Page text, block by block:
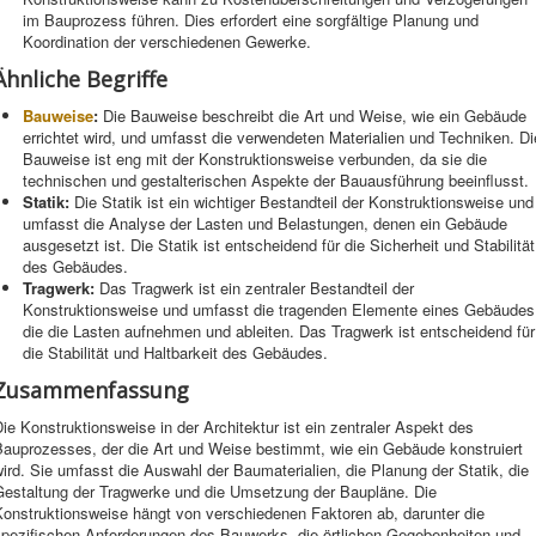
im Bauprozess führen. Dies erfordert eine sorgfältige Planung und
Koordination der verschiedenen Gewerke.
Begriffe
Bauweise: Die Bauweise beschreibt die Art und Weise, wie ein Gebäude
errichtet wird, und umfasst die verwendeten Materialien und Techniken.
Bauweise ist eng mit der Konstruktionsweise verbunden, da sie die
technischen und gestalterischen Aspekte der Bauausführung beeinflusst.
Statik: Die Statik ist ein wichtiger Bestandteil der Konstruktionsweise und
umfasst die Analyse der Lasten und Belastungen, denen ein Gebäude
ausgesetzt ist. Die Statik ist entscheidend für die Sicherheit und Stabilität
des Gebäudes.
Tragwerk: Das Tragwerk ist ein zentraler Bestandteil der
Konstruktionsweise und umfasst die tragenden Elemente eines
die die Lasten aufnehmen und ableiten. Das Tragwerk ist entscheidend für
die Stabilität und Haltbarkeit des Gebäudes.
Konstruktionsweise in der Architektur ist ein zentraler Aspekt des
der die Art und Weise bestimmt, wie ein Gebäude konstruiert
Sie umfasst die Auswahl der Baumaterialien, die Planung der Statik, die
der Tragwerke und die Umsetzung der Baupläne. Die
hängt von verschiedenen Faktoren ab, darunter die